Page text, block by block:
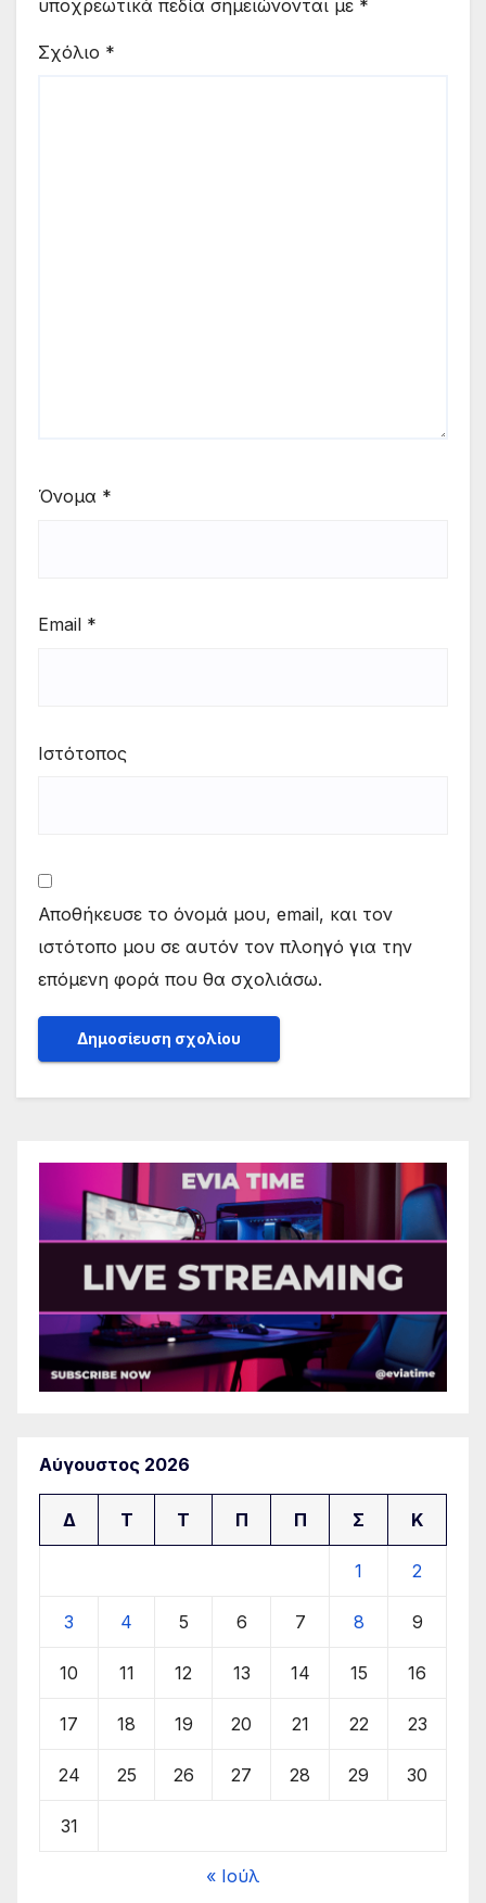
υποχρεωτικά πεδία σημειώνονται με *
Σχόλιο *
Όνομα *
Email *
Ιστότοπος
Αποθήκευσε το όνομά μου, email, και τον
ιστότοπο μου σε αυτόν τον πλοηγό για την
επόμενη φορά που θα σχολιάσω.
Αύγουστος 2026
Δ Τ Τ Π Π Σ Κ
1 2
3 4 5 6 7 8 9
10 11 12 13 14 15 16
17 18 19 20 21 22 23
24 25 26 27 28 29 30
31
« Ιούλ